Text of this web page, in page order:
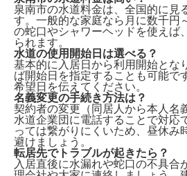
泉南市の水道料金は、全国的に見
す。一般的な家庭なら月に数千円
の蛇口やシャワーヘッドを使えば
られます。
水道の使用開始日は選べる？
基本的に入居日から利用開始とな
ば開始日を指定することも可能で
希望日を伝えてください。
名義変更の手続き方法は？
契約者の変更（同居人から本人名
水道企業団に電話することで対応
っては繋がりにくいため、昼休み
避けましょう。
転居先でトラブルが起きたら？
入居直後に水漏れや蛇口の不具合